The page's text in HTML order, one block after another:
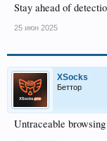
Stay ahead of
25 июн 2025
XSocks
Беттор
Untraceable